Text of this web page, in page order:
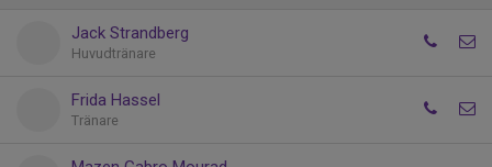
Jack Strandberg
Huvudtränare
Frida Hassel
Tränare